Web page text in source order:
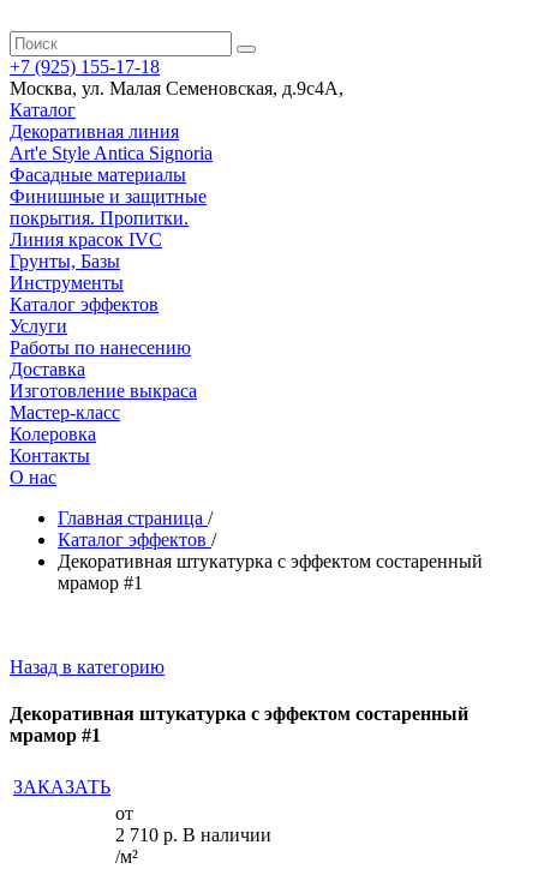
+7 (925) 155-17-18
Москва, ул. Малая Семеновская, д.9с4А,
Каталог
Декоративная линия
Art'e Style Antica Signoria
Фасадные материалы
Финишные и защитные
покрытия. Пропитки.
Линия красок IVC
Грунты, Базы
Инструменты
Каталог эффектов
Услуги
Работы по нанесению
Доставка
Изготовление выкраса
Мастер-класс
Колеровка
Контакты
О нас
Главная страница /
Каталог эффектов /
Декоративная штукатурка с эффектом состаренный
мрамор #1
Назад в категорию
Декоративная штукатурка с эффектом состаренный
мрамор #1
ЗАКАЗАТЬ
от
2 710 р.
/м²
В наличии